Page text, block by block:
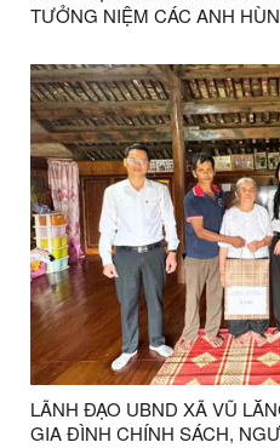
TƯỞNG NIỆM CÁC ANH
LÃNH ĐẠO UBND XÃ VŨ
GIA ĐÌNH CHÍNH SÁCH,